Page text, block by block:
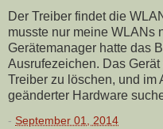
Der Treiber findet die
musste nur meine WLANs
Gerätemanager hatte das
Ausrufezeichen. Das
Treiber zu löschen, und im
geänderter Hardware
- September 01, 2014